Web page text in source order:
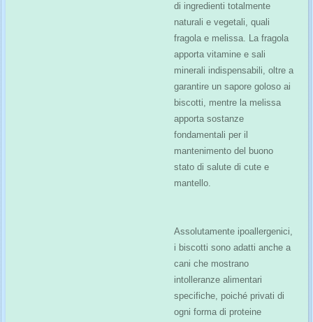
di ingredienti totalmente
naturali e vegetali, quali
fragola e melissa. La fragola
apporta vitamine e sali
minerali indispensabili, oltre a
garantire un sapore goloso ai
biscotti, mentre la melissa
apporta sostanze
fondamentali per il
mantenimento del buono
stato di salute di cute e
mantello.
Assolutamente ipoallergenici,
i biscotti sono adatti anche a
cani che mostrano
intolleranze alimentari
specifiche, poiché privati di
ogni forma di proteine